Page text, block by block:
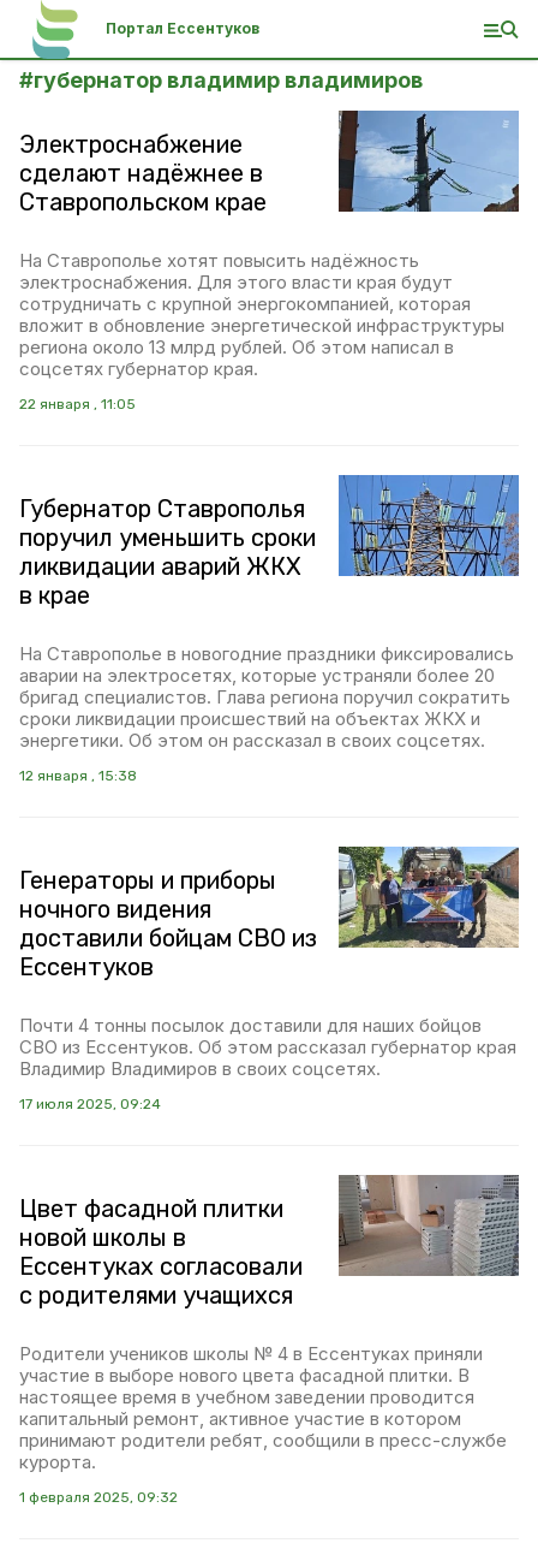
Портал Ессентуков
#губернатор владимир владимиров
Электроснабжение
сделают надёжнее в
Ставропольском крае
На Ставрополье хотят повысить надёжность
электроснабжения. Для этого власти края будут
сотрудничать с крупной энергокомпанией, которая
вложит в обновление энергетической инфраструктуры
региона около 13 млрд рублей. Об этом написал в
соцсетях губернатор края.
22 января , 11:05
Губернатор Ставрополья
поручил уменьшить сроки
ликвидации аварий ЖКХ
в крае
На Ставрополье в новогодние праздники фиксировались
аварии на электросетях, которые устраняли более 20
бригад специалистов. Глава региона поручил сократить
сроки ликвидации происшествий на объектах ЖКХ и
энергетики. Об этом он рассказал в своих соцсетях.
12 января , 15:38
Генераторы и приборы
ночного видения
доставили бойцам СВО из
Ессентуков
Почти 4 тонны посылок доставили для наших бойцов
СВО из Ессентуков. Об этом рассказал губернатор края
Владимир Владимиров в своих соцсетях.
17 июля 2025, 09:24
Цвет фасадной плитки
новой школы в
Ессентуках согласовали
с родителями учащихся
Родители учеников школы № 4 в Ессентуках приняли
участие в выборе нового цвета фасадной плитки. В
настоящее время в учебном заведении проводится
капитальный ремонт, активное участие в котором
принимают родители ребят, сообщили в пресс-службе
курорта.
1 февраля 2025, 09:32